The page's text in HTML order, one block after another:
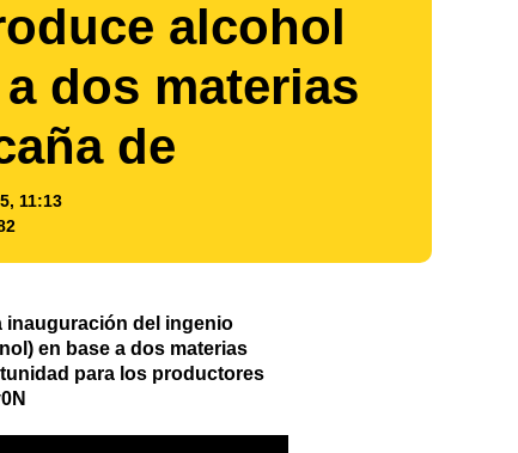
alcohol
dos materias
de
11:13
inauguración del ingenio
en base a dos materias
para los productores